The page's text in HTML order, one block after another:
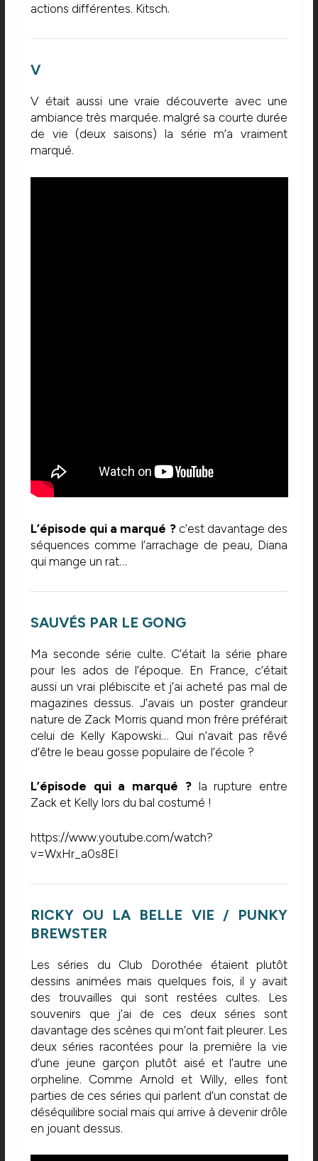
actions différentes. Kitsch.
V
V était aussi une vraie découverte avec une
ambiance très marquée. malgré sa courte durée
de vie (deux saisons) la série m’a vraiment
marqué.
L’épisode qui a marqué ? c’est davantage des
séquences comme l’arrachage de peau, Diana
qui mange un rat…
SAUVÉS PAR LE GONG
Ma seconde série culte. C’était la série phare
pour les ados de l’époque. En France, c’était
aussi un vrai plébiscite et j’ai acheté pas mal de
magazines dessus. J’avais un poster grandeur
nature de Zack Morris quand mon frère préférait
celui de Kelly Kapowski… Qui n’avait pas rêvé
d’être le beau gosse populaire de l’école ?
L’épisode qui a marqué ?la rupture entre
Zack et Kelly lors du bal costumé !
https://www.youtube.com/watch?
v=WxHr_a0s8EI
RICKY OU LA BELLE VIE / PUNKY
BREWSTER
Les séries du Club Dorothée étaient plutôt
dessins animées mais quelques fois, il y avait
des trouvailles qui sont restées cultes. Les
souvenirs que j’ai de ces deux séries sont
davantage des scènes qui m’ont fait pleurer. Les
deux séries racontées pour la première la vie
d’une jeune garçon plutôt aisé et l’autre une
orpheline. Comme Arnold et Willy, elles font
parties de ces séries qui parlent d’un constat de
déséquilibre social mais qui arrive à devenir drôle
en jouant dessus.